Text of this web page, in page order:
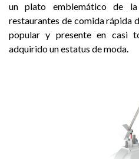
un plato emblemático de
restaurantes de comida rápida
popular y presente en casi
adquirido un estatus de moda.